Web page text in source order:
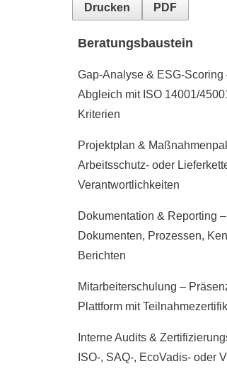
Drucken PDF
Beratungsbaustein
Beratungsbaustein
Gap-Analyse & ESG-
Abgleich mit ISO 14001/
Kriterien
Projektplan &
Arbeitsschutz- oder
Verantwortlichkeiten
Dokumentation & Reporting
Dokumenten, Prozessen,
Berichten
Mitarbeiterschulung –
Plattform mit
Interne Audits &
ISO-, SAQ-, EcoVadis- oder